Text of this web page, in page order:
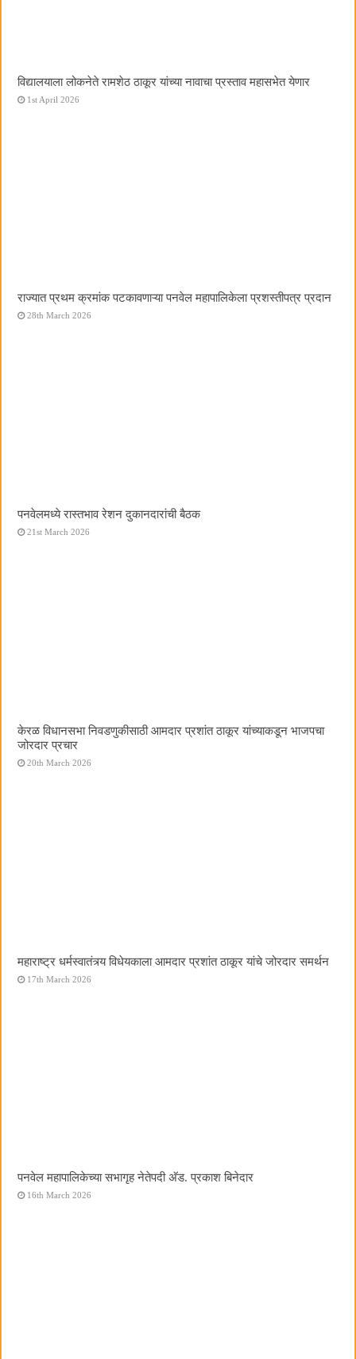
विद्यालयाला लोकनेते रामशेठ ठाकूर यांच्या नावाचा प्रस्ताव महासभेत येणार
1st April 2026
राज्यात प्रथम क्रमांक पटकावणाऱ्या पनवेल महापालिकेला प्रशस्तीपत्र प्रदान
28th March 2026
पनवेलमध्ये रास्तभाव रेशन दुकानदारांची बैठक
21st March 2026
केरळ विधानसभा निवडणुकीसाठी आमदार प्रशांत ठाकूर यांच्याकडून भाजपचा
जोरदार प्रचार
20th March 2026
महाराष्ट्र धर्मस्वातंत्र्य विधेयकाला आमदार प्रशांत ठाकूर यांचे जोरदार समर्थन
17th March 2026
पनवेल महापालिकेच्या सभागृह नेतेपदी अ‍ॅड. प्रकाश बिनेदार
16th March 2026